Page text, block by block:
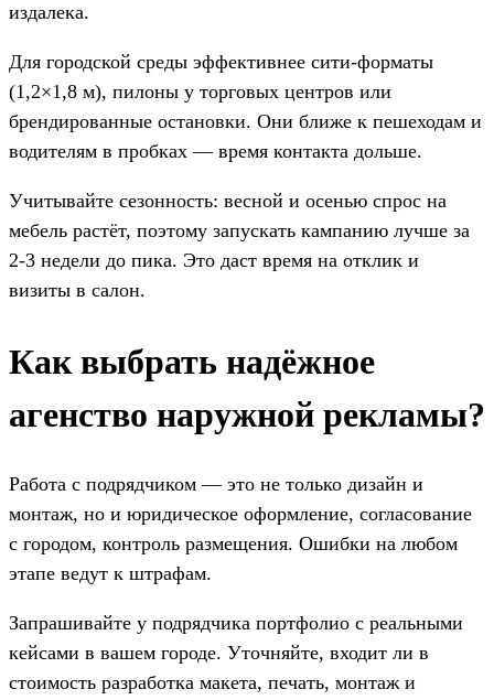
издалека.
Для городской среды эффективнее сити-форматы
(1,2×1,8 м), пилоны у торговых центров или
брендированные остановки. Они ближе к пешеходам и
водителям в пробках — время контакта дольше.
Учитывайте сезонность: весной и осенью спрос на
мебель растёт, поэтому запускать кампанию лучше за
2-3 недели до пика. Это даст время на отклик и
визиты в салон.
Как выбрать надёжное
агенство наружной рекламы?
Работа с подрядчиком — это не только дизайн и
монтаж, но и юридическое оформление, согласование
с городом, контроль размещения. Ошибки на любом
этапе ведут к штрафам.
Запрашивайте у подрядчика портфолио с реальными
кейсами в вашем городе. Уточняйте, входит ли в
стоимость разработка макета, печать, монтаж и